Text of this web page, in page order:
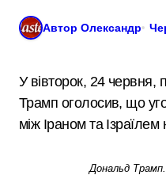
Автор Олександр
У вівторок, 24 червня, президент США Дональд
Трамп оголосив, що
між Іраном та Ізраїлем
Дональд